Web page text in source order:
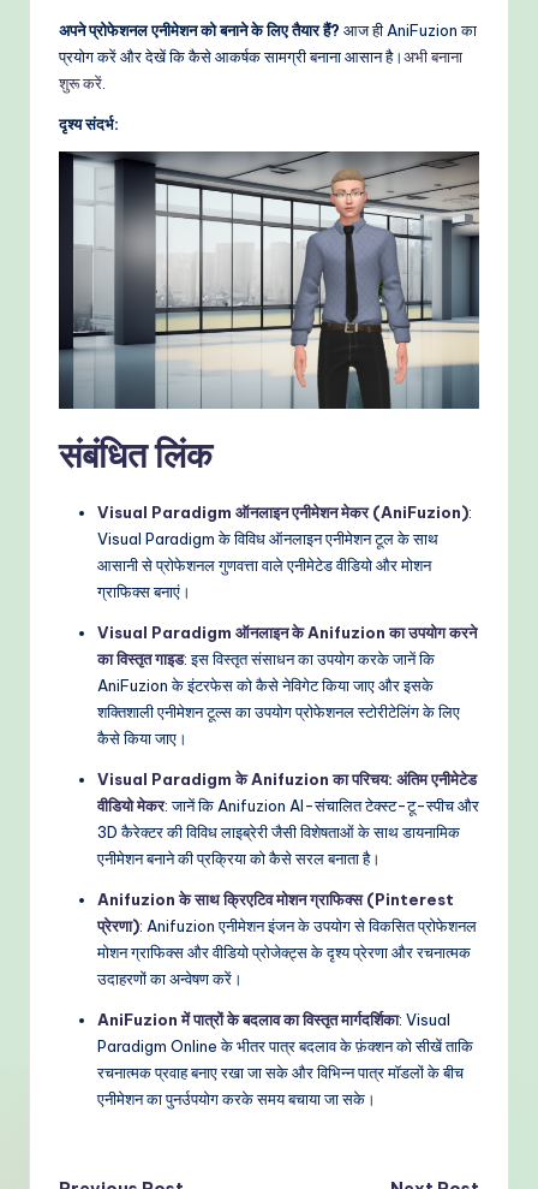
अपने प्रोफेशनल एनीमेशन को बनाने के लिए तैयार हैं? आज ही AniFuzion का
प्रयोग करें और देखें कि कैसे आकर्षक सामग्री बनाना आसान है।अभी बनाना
शुरू करें
दृश्य संदर्भ:
संबंधित लिंक
Visual Paradigm ऑनलाइन एनीमेशन मेकर (AniFuzion):
Visual Paradigm के विविध ऑनलाइन एनीमेशन टूल के साथ
आसानी से प्रोफेशनल गुणवत्ता वाले एनीमेटेड वीडियो और मोशन
ग्राफिक्स बनाएं।
Visual Paradigm ऑनलाइन के Anifuzion का उपयोग करने
का विस्तृत गाइड: इस विस्तृत संसाधन का उपयोग करके जानें कि
AniFuzion के इंटरफेस को कैसे नेविगेट किया जाए और इसके
शक्तिशाली एनीमेशन टूल्स का उपयोग प्रोफेशनल स्टोरीटेलिंग के लिए
कैसे किया जाए।
Visual Paradigm के Anifuzion का परिचय: अंतिम एनीमेटेड
वीडियो मेकर: जानें कि Anifuzion AI-संचालित टेक्स्ट-टू-स्पीच और
3D कैरेक्टर की विविध लाइब्रेरी जैसी विशेषताओं के साथ डायनामिक
एनीमेशन बनाने की प्रक्रिया को कैसे सरल बनाता है।
Anifuzion के साथ क्रिएटिव मोशन ग्राफिक्स (Pinterest
प्रेरणा): Anifuzion एनीमेशन इंजन के उपयोग से विकसित प्रोफेशनल
मोशन ग्राफिक्स और वीडियो प्रोजेक्ट्स के दृश्य प्रेरणा और रचनात्मक
उदाहरणों का अन्वेषण करें।
AniFuzion में पात्रों के बदलाव का विस्तृत मार्गदर्शिका: Visual
Paradigm Online के भीतर पात्र बदलाव के फ़ंक्शन को सीखें ताकि
रचनात्मक प्रवाह बनाए रखा जा सके और विभिन्न पात्र मॉडलों के बीच
एनीमेशन का पुनर्उपयोग करके समय बचाया जा सके।